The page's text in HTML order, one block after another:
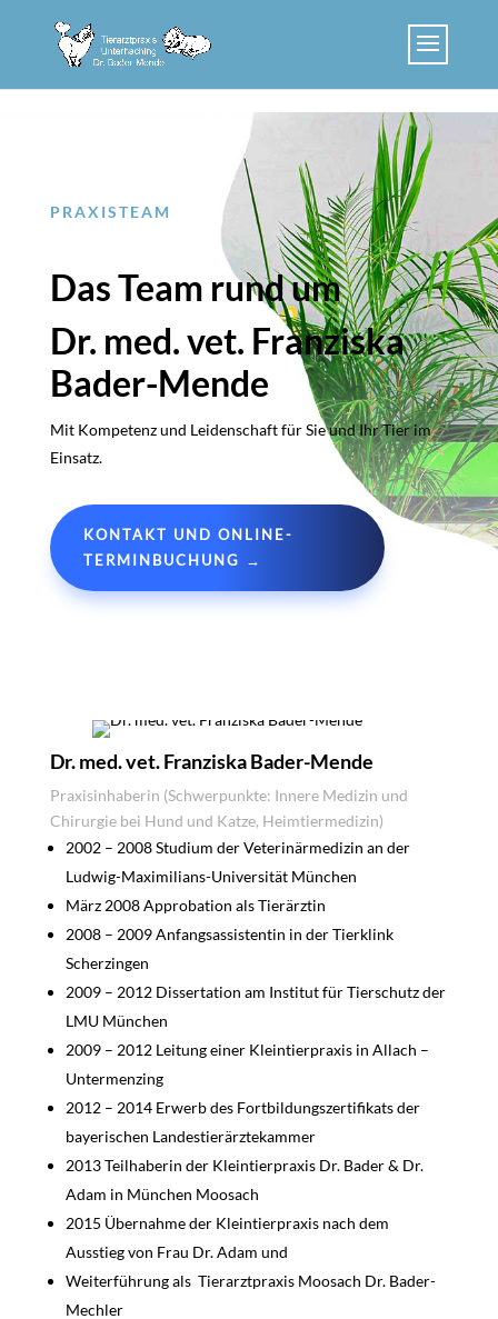
PRAXISTEAM
Das Team rund um
Dr. med. vet. Franziska
Bader-Mende
Mit Kompetenz und Leidenschaft für Sie und Ihr Tier im
Einsatz.
KONTAKT UND ONLINE-
TERMINBUCHUNG →
Dr. med. vet. Franziska Bader-Mende
Praxisinhaberin (Schwerpunkte: Innere Medizin und
Chirurgie bei Hund und Katze, Heimtiermedizin)
2002 – 2008 Studium der Veterinärmedizin an der
Ludwig-Maximilians-Universität München
März 2008 Approbation als Tierärztin
2008 – 2009 Anfangsassistentin in der Tierklink
Scherzingen
2009 – 2012 Dissertation am Institut für Tierschutz der
LMU München
2009 – 2012 Leitung einer Kleintierpraxis in Allach –
Untermenzing
2012 – 2014 Erwerb des Fortbildungszertifikats der
bayerischen Landestierärztekammer
2013 Teilhaberin der Kleintierpraxis Dr. Bader & Dr.
Adam in München Moosach
2015 Übernahme der Kleintierpraxis nach dem
Ausstieg von Frau Dr. Adam und
Weiterführung als Tierarztpraxis Moosach Dr. Bader-
Mechler